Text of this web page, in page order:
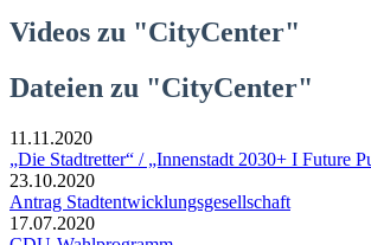
Videos zu "CityCenter"
Dateien zu "CityCenter"
11.11.2020
„Die Stadtretter“ / „Innenstadt 2030+ I Future
23.10.2020
Antrag Stadtentwicklungsgesellschaft
17.07.2020